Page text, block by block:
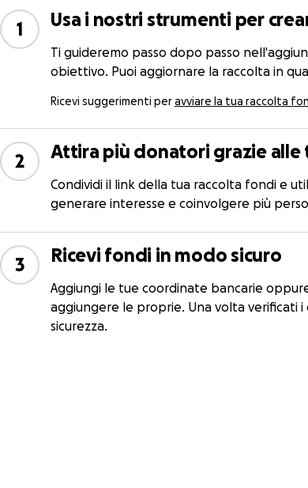
1 Usa i nostri strumenti per
Ti guideremo passo dopo passo
obiettivo. Puoi aggiornare la raccolta in
Ricevi suggerimenti peravviare la tua raccolta
2 Attira più donatori grazie alle
Condividi il link della tua raccolta fondi e
generare interesse e coinvolgere più
3 Ricevi fondi in modo sicuro
Aggiungi le tue coordinate bancarie
aggiungere le proprie. Una volta verificati
sicurezza.